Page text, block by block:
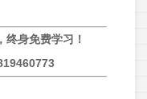
终身免费学习！